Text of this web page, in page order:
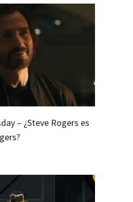
– ¿Steve Rogers es